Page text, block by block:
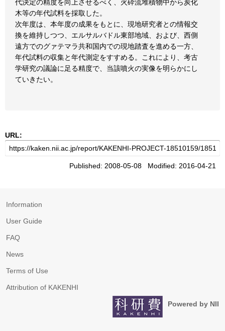
代決定の精度を向上させるべく、火砕流堆積物中から炭化
木等の年代試料を採取した。
次年度は、本年度の成果をもとに、現地研究者との情報交
換を維持しつつ、エルサルバドル東部地域、および、西側
遠方でのグァテマラ共和国内での現地踏査を進める一方、
年代試料の収集と年代測定をすすめる。これにより、考古
学研究の議論に足る精度で、当該噴火の実像を明らかにし
ていきたい。
URL:
Published: 2008-05-08 Modified: 2016-04-21
Information
User Guide
FAQ
News
Terms of Use
Attribution of KAKENHI
Powered by NII